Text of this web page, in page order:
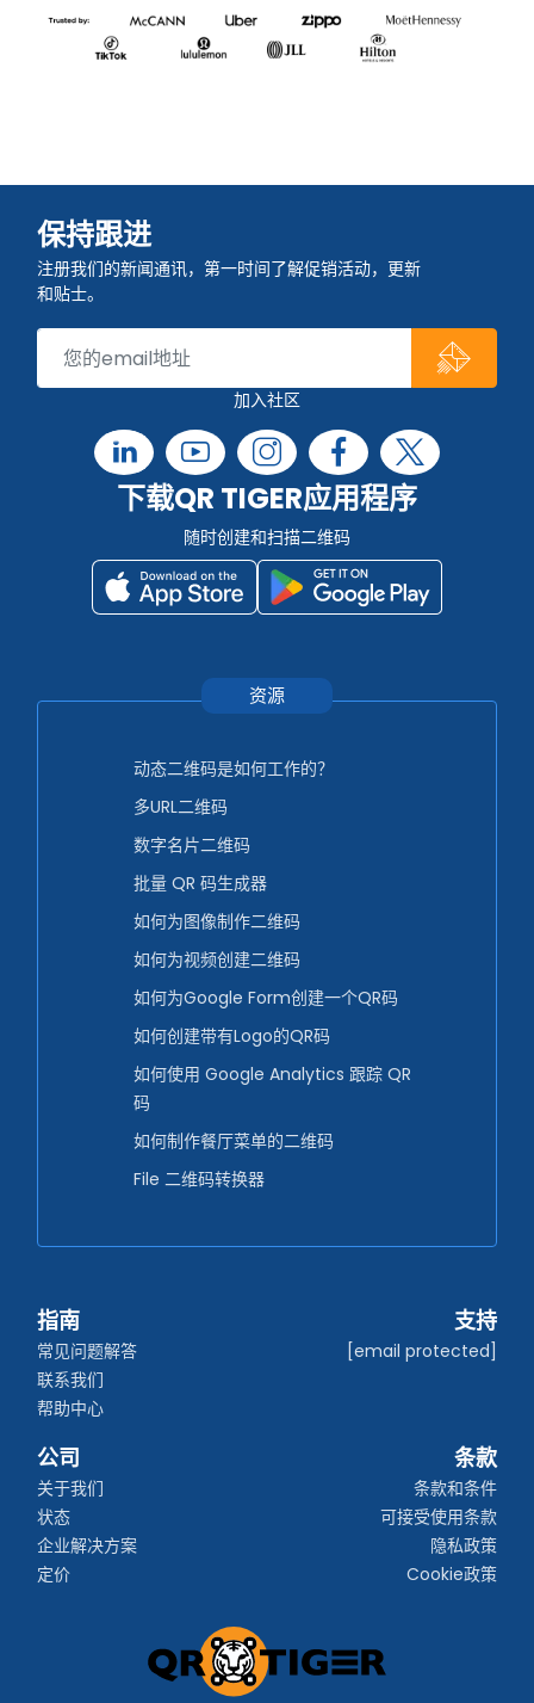
保持跟进
注册我们的新闻通讯，第一时间了解促销活动，更新
和贴士。
加入社区
下载QR TIGER应用程序
随时创建和扫描二维码
资源
动态二维码是如何工作的？
多URL二维码
数字名片二维码
批量 QR 码生成器
如何为图像制作二维码
如何为视频创建二维码
如何为Google Form创建一个QR码
如何创建带有Logo的QR码
如何使用 Google Analytics 跟踪 QR
码
如何制作餐厅菜单的二维码
File 二维码转换器
指南
常见问题解答
联系我们
帮助中心
支持
[email protected]
公司
关于我们
状态
企业解决方案
定价
条款
条款和条件
可接受使用条款
隐私政策
Cookie政策